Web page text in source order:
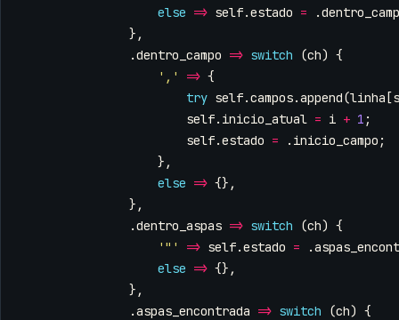
else => self.estado = .
},
.dentro_campo => switch (ch) {
','
=> {
try self.campos.append(linha [
self. inicio_atual = i + 1 ;
self.estado = . inicio_campo ;
},
else => {},
},
.dentro_aspas => switch (ch) {
'"'
=> self.estado = .
else => {},
},
.aspas_encontrada => switch (ch) {